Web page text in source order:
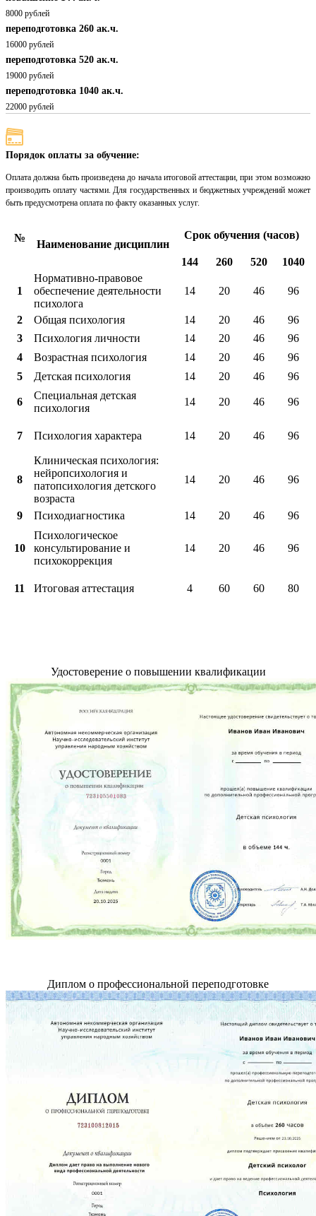
8000 рублей
переподготовка 260 ак.ч.
16000 рублей
переподготовка 520 ак.ч.
19000 рублей
переподготовка 1040 ак.ч.
22000 рублей
Порядок оплаты за обучение:
Оплата должна быть произведена до начала итоговой аттестации, при этом возможно
производить оплату частями. Для государственных и бюджетных учреждений может
быть предусмотрена оплата по факту оказанных услуг.
№
Наименование дисциплин
Срок обучения (часов)
144 260 520 1040
1
Нормативно-правовое
обеспечение деятельности
психолога
14 20 46 96
2 Общая психология 14 20 46
96
3
Психология личности 14 20 46
96
4
Возрастная психология 14 20 46
96
5
Детская психология 14 20 46 96
6
Специальная детская
психология
14 20 46 96
7 Психология характера 14 20 46 96
8
Клиническая психология:
нейропсихология и
патопсихология детского
возраста
14 20 46 96
9 Психодиагностика 14 20 46 96
10
Психологическое
консультирование и
психокоррекция
14 20 46 96
11 Итоговая аттестация 4 60 60 80
Удостоверение о повышении квалификации
Диплом о профессиональной переподготовке